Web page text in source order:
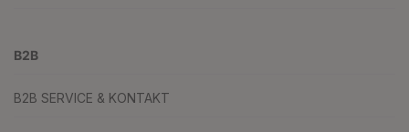
B2B
B2B SERVICE & KONTAKT